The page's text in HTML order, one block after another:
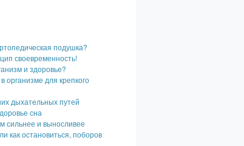
подушка?
своевременность!
и здоровье?
организме для крепкого
дыхательных путей
сна
сильнее и выносливее
как остановиться, поборов